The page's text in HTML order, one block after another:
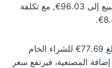
الشراء إلى 93.23€ وسعر البيع إلى 96.03€, مع تكلفة
سعر الذهب عيار 22 اليوم يبلغ 77.69€ للشراء الخام
مع إضافة المصنعية، فيرتفع سعر